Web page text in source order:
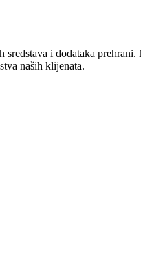
i dodataka
naših klijenata.